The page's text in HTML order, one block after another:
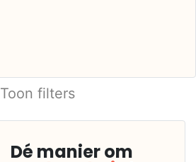
Toon filters
Dé manier om